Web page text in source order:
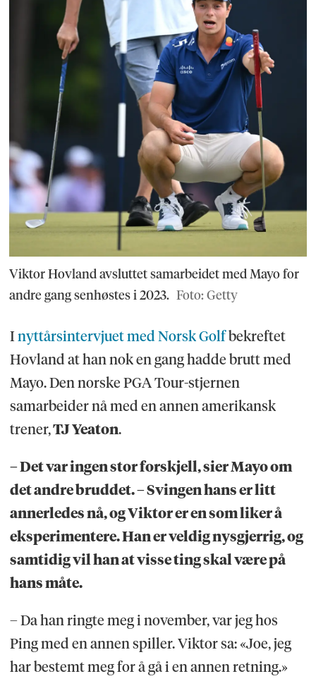
Viktor Hovland avsluttet samarbeidet med Mayo for
andre gang senhøstes i 2023. Foto: Getty
Inyttårsintervjuet med Norsk Golfbekreftet
Hovland at han nok en gang hadde brutt med
Mayo. Den norske PGA Tour-stjernen
samarbeider nå med en annen amerikansk
trener,TJ Yeaton.
– Det var ingen stor forskjell, sier Mayo om
det andre bruddet. – Svingen hans er litt
annerledes nå, og Viktor er en som liker å
eksperimentere. Han er veldig nysgjerrig, og
samtidig vil han at visse ting skal være på
hans måte.
– Da han ringte meg i november, var jeg hos
Ping med en annen spiller. Viktor sa: «Joe, jeg
har bestemt meg for å gå i en annen retning.»